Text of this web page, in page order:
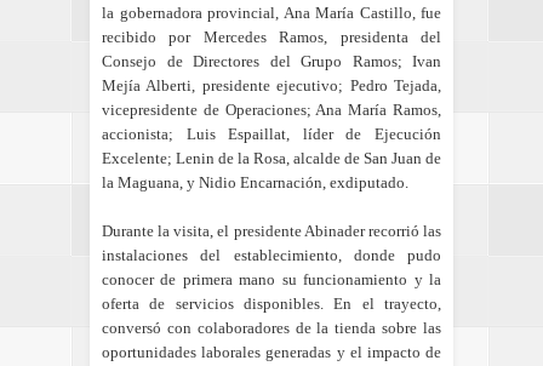
la gobernadora provincial, Ana María Castillo, fue
recibido por Mercedes Ramos, presidenta del
Consejo de Directores del Grupo Ramos; Ivan
Mejía Alberti, presidente ejecutivo; Pedro Tejada,
vicepresidente de Operaciones; Ana María Ramos,
accionista; Luis Espaillat, líder de Ejecución
Excelente; Lenin de la Rosa, alcalde de San Juan de
la Maguana, y Nidio Encarnación, exdiputado.
Durante la visita, el presidente Abinader recorrió las
instalaciones del establecimiento, donde pudo
conocer de primera mano su funcionamiento y la
oferta de servicios disponibles. En el trayecto,
conversó con colaboradores de la tienda sobre las
oportunidades laborales generadas y el impacto de